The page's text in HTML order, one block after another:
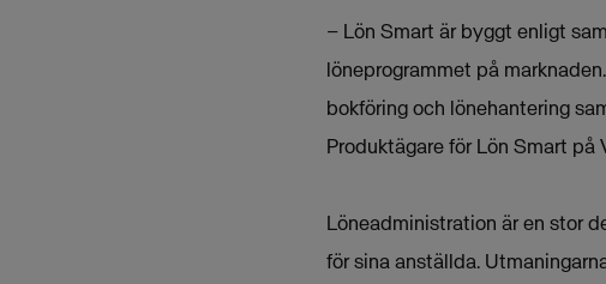
– Lön Smart är byggt enligt
löneprogrammet på
bokföring och lönehantering
Produktägare för Lön Smart på
Löneadministration är en stor
för sina anställda.